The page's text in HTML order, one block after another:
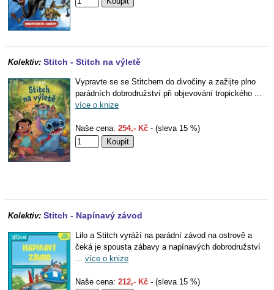
Kolektiv: Stitch - Stitch na výletě
Vypravte se se Stitchem do divočiny a zažijte plno
parádních dobrodružství při objevování tropického ...
více o knize
Naše cena: 254,- Kč - (sleva 15 %)
Kolektiv: Stitch - Napínavý závod
Lilo a Stitch vyráží na parádní závod na ostrově a
čeká je spousta zábavy a napínavých dobrodružství
... více o knize
Naše cena: 212,- Kč - (sleva 15 %)